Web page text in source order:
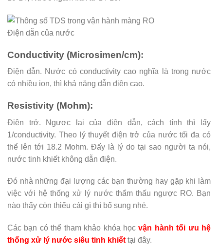
Điện dẫn của nước
Conductivity (Microsimen/cm):
Điện dẫn. Nước có conductivity cao nghĩa là trong nước
có nhiều ion, thì khả năng dẫn điện cao.
Resistivity (Mohm):
Điện trở. Ngược lại của điện dẫn, cách tính thì lấy
1/conductivity. Theo lý thuyết điện trở của nước tối đa có
thể lên tới 18.2 Mohm. Đấy là lý do tại sao người ta nói,
nước tinh khiết không dẫn điện.
Đó nhà những đại lượng các bạn thường hay gặp khi làm
việc với hệ thống xử lý nước thẩm thấu ngược RO. Bạn
nào thấy còn thiếu cái gì thì bổ sung nhé.
Các bạn có thể tham khảo khóa họcvận hành tối ưu hệ
thống xử lý nước siêu tinh khiết tại đây.